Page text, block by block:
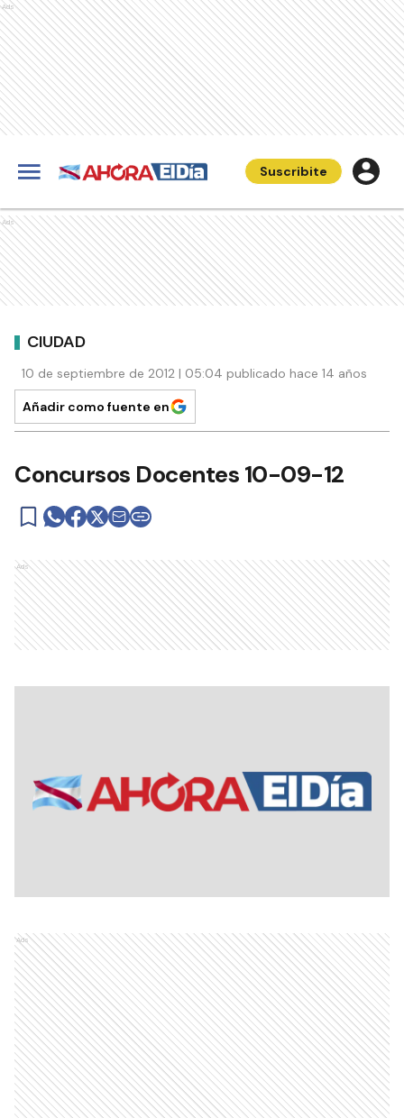
Ads
Suscribite
Ads
CIUDAD
10 de septiembre de 2012 | 05:04 publicado hace 14 años
Añadir como fuente en
Concursos Docentes 10-09-12
Ads
Ads